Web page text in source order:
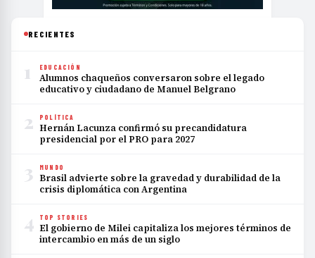
RECIENTES
1 EDUCACIÓN
Alumnos chaqueños conversaron sobre el legado
educativo y ciudadano de Manuel Belgrano
2 POLÍTICA
Hernán Lacunza confirmó su precandidatura
presidencial por el PRO para 2027
3 MUNDO
Brasil advierte sobre la gravedad y durabilidad de la
crisis diplomática con Argentina
4 TOP STORIES
El gobierno de Milei capitaliza los mejores términos de
intercambio en más de un siglo